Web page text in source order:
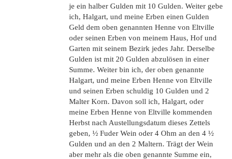
je ein halber Gulden mit 10 Gulden. Weiter gebe
ich, Halgart, und meine Erben einen Gulden
Geld dem oben genannten Henne von Eltville
oder seinen Erben von meinem Haus, Hof und
Garten mit seinem Bezirk jedes Jahr. Derselbe
Gulden ist mit 20 Gulden abzulösen in einer
Summe. Weiter bin ich, der oben genannte
Halgart, und meine Erben Henne von Eltville
und seinen Erben schuldig 10 Gulden und 2
Malter Korn. Davon soll ich, Halgart, oder
meine Erben Henne von Eltville kommenden
Herbst nach Austellungsdatum dieses Zettels
geben, ½ Fuder Wein oder 4 Ohm an den 4 ½
Gulden und an den 2 Maltern. Trägt der Wein
aber mehr als die oben genannte Summe ein,